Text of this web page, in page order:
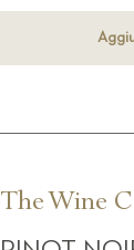
The Wine